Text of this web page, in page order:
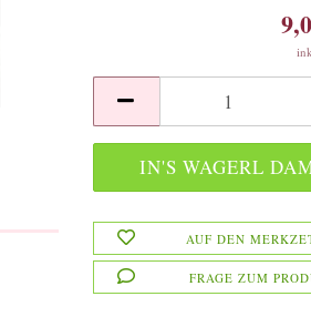
AUF DEN
FRAGE ZUM